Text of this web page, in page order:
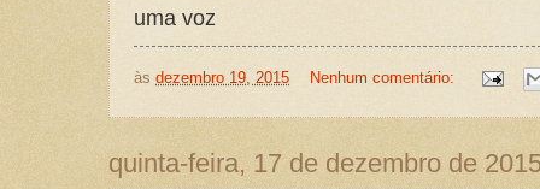
uma voz
às dezembro 19, 2015 Nenhum comentário:
quinta-feira, 17 de dezembro de